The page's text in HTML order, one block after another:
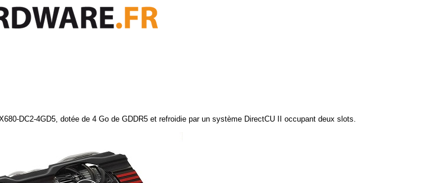
DC2-4GD5, dotée de 4 Go de GDDR5 et refroidie par un système DirectCU II occupant deux slots.